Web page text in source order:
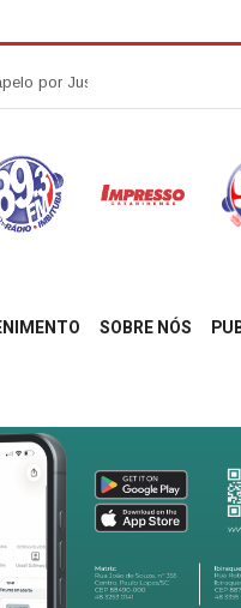
Justiça!Comida de pacote na
SOBRE NÓS